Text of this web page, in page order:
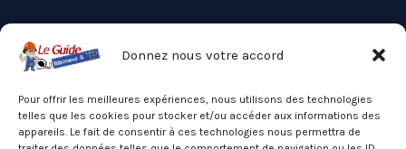
Donnez nous votre accord
Pour offrir les meilleures expériences, nous utilisons des technologies
telles que les cookies pour stocker et/ou accéder aux informations des
appareils. Le fait de consentir à ces technologies nous permettra de
ACCES RAPIDE
Actualités du BTP
Annuaire